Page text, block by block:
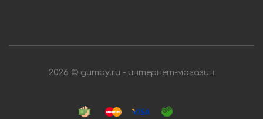
2026 © gumby.ru - интернет-магазин